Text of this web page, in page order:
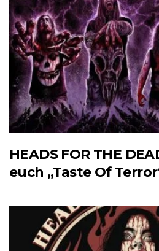
HEADS FOR THE
euch „Taste Of